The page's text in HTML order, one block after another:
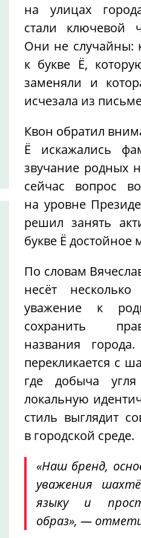
на улицах
стали ключевой
Они не случайны:
к букве Ё,
заменяли и
исчезала из
Квон обратил
Ё искажались
звучание родных
сейчас вопрос
на уровне
решил занять
букве Ё достойное
По словам
несёт
уважение к
сохранить
названия
перекликается с
где добыча
локальную
стиль выглядит
в городской среде.
«Наш бренд,
уважения
языку и
образ», —